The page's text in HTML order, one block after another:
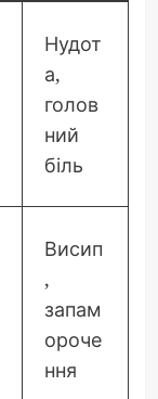
Нудот
а,
голов
ний
біль
Висип
,
запам
ороче
ння